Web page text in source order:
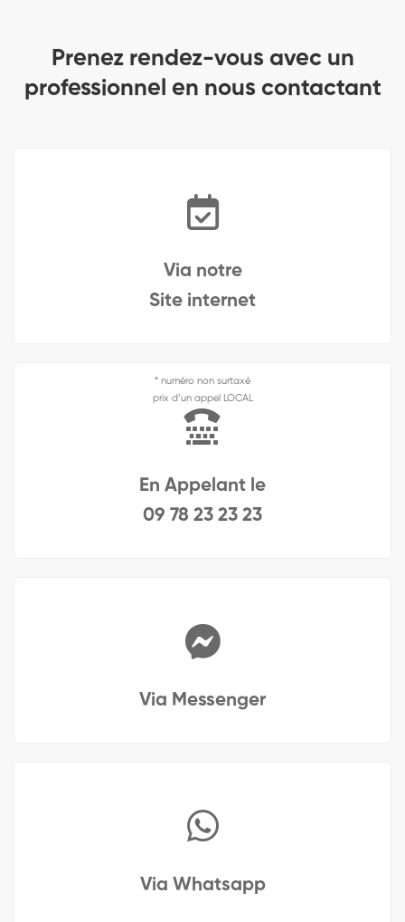
Prenez rendez-vous avec un
professionnel en nous contactant
Via notre
Site internet
* numéro non surtaxé
prix d’un appel LOCAL
En Appelant le
09 78 23 23 23
Via Messenger
Via Whatsapp